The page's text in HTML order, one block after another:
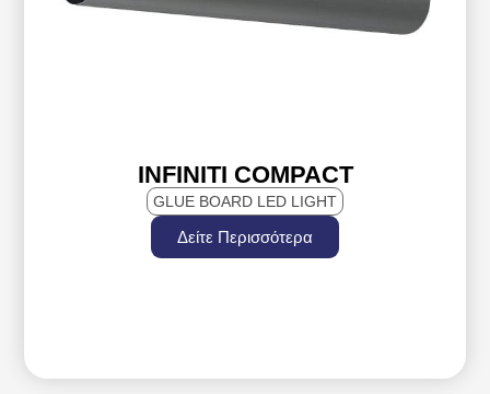
INFINITI COMPACT
GLUE BOARD LED LIGHT
Δείτε Περισσότερα